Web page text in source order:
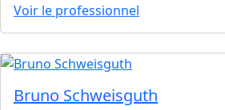
Voir le professionnel
Bruno Schweisguth